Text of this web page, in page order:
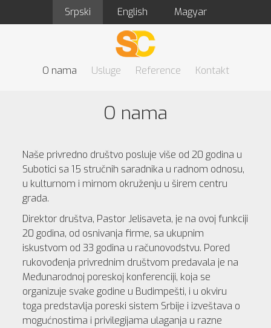
Srpski English Magyar
O nama Usluge Reference Kontakt
O nama
Naše privredno društvo posluje više od 20 godina u
Subotici sa 15 stručnih saradnika u radnom odnosu,
u kulturnom i mirnom okruženju u širem centru
grada.
Direktor društva, Pastor Jelisaveta, je na ovoj funkciji
20 godina, od osnivanja firme, sa ukupnim
iskustvom od 33 godina u računovodstvu. Pored
rukovođenja privrednim društvom predavala je na
Međunarodnoj poreskoj konferenciji, koja se
organizuje svake godine u Budimpešti, i u okviru
toga predstavlja poreski sistem Srbije i izveštava o
mogućnostima i privilegijama ulaganja u razne